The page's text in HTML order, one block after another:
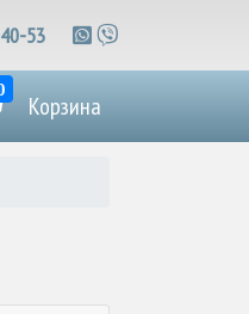
53
Корзина